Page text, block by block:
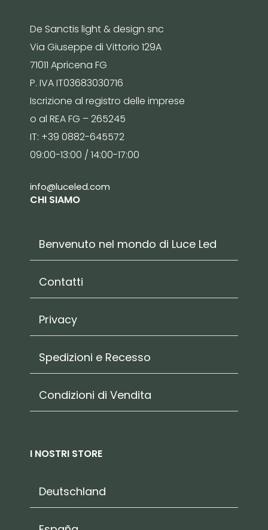
De Sanctis light & design snc
Via Giuseppe di Vittorio 129A
71011 Apricena FG
P. IVA IT03683030716
Iscrizione al registro delle imprese
o al REA FG – 265245
IT: +39 0882-645572
09:00-13:00 / 14:00-17:00
info@luceled.com
CHI SIAMO
Benvenuto nel mondo di Luce Led
Contatti
Privacy
Spedizioni e Recesso
Condizioni di Vendita
I NOSTRI STORE
Deutschland